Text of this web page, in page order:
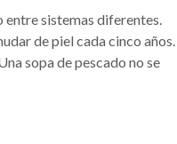
entre sistemas diferentes.
de piel cada cinco años.
sopa de pescado no se